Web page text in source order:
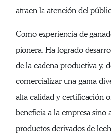
atraen la atención del
Como experiencia de
pionera. Ha logrado
de la cadena productiva y,
comercializar una gama
alta calidad y certificación
beneficia a la empresa sino
productos derivados de